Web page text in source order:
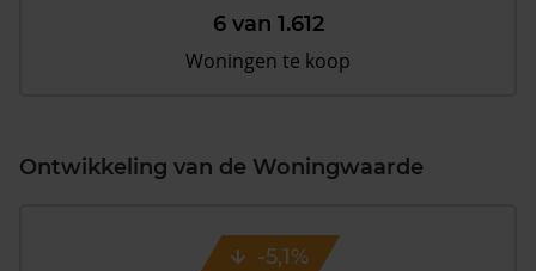
6 van 1.612
Woningen te koop
Ontwikkeling van de Woningwaarde
-5,1%